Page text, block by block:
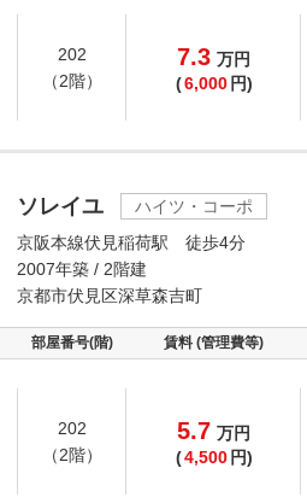
202
（2階）
7.3 万円
(6,000 円)
ソレイユ
ハイツ・コーポ
京阪本線伏見稲荷駅 徒歩4分
2007年築 / 2階建
京都市伏見区深草森吉町
部屋番号(階) 賃料 (管理費等)
202
（2階）
5.7 万円
(4,500 円)